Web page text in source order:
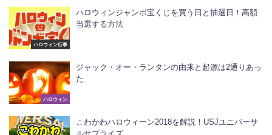
ハロウィン行事
ハロウィンジャンボ宝くじを買う日と抽選日！高額
当選する方法
ハロウィン
ジャック・オー・ランタンの由来と起源は2通りあっ
た
こわかわハロウィーン2018を解説！USJユニバーサ